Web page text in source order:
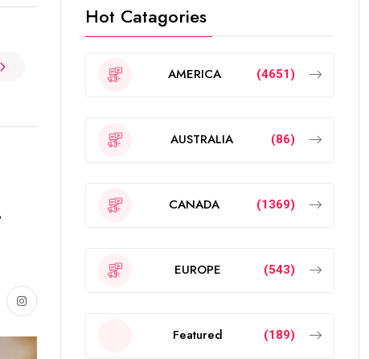
Hot Catagories
AMERICA (4651)
AUSTRALIA (86)
CANADA (1369)
EUROPE (543)
Featured (189)